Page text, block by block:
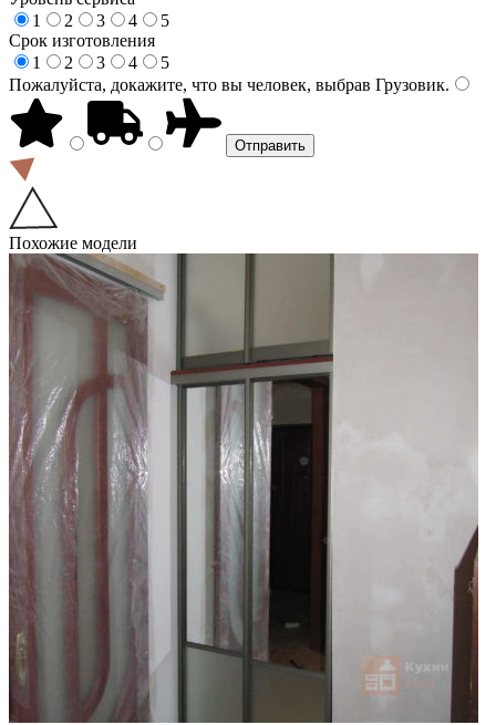
1
2 3 4
5
Срок изготовления
1
2 3 4
5
Пожалуйста, докажите, что вы человек, выбрав Грузовик.
Похожие модели